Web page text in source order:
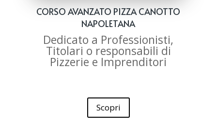
CORSO AVANZATO PIZZA CANOTTO
NAPOLETANA
Dedicato a Professionisti,
Titolari o responsabili di
Pizzerie e Imprenditori
Scopri